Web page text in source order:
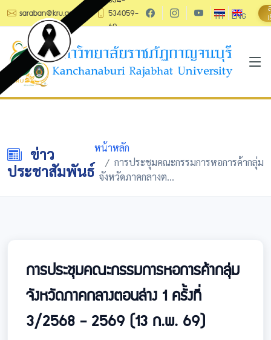
saraban@kru.ac.th
534059-
60
TH ENG
ข่าว
ประชาสัมพันธ์
หน้าหลัก
การประชุมคณะกรรมการหอการค้ากลุ่ม
จังหวัดภาคกลางต...
การประชุมคณะกรรมการหอการค้ากลุ่ม
จังหวัดภาคกลางตอนล่าง 1 ครั้งที่
3/2568 - 2569 (13 ก.พ. 69)